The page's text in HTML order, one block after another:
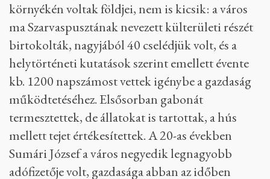
környékén voltak földjei, nem is kicsik: a város
ma Szarvaspusztának nevezett külterületi részét
birtokolták, nagyjából 40 cselédjük volt, és a
helytörténeti kutatások szerint emellett évente
kb. 1200 napszámost vettek igénybe a gazdaság
működtetéséhez. Elsősorban gabonát
termesztettek, de állatokat is tartottak, a hús
mellett tejet értékesítettek. A 20-as években
Sumári József a város negyedik legnagyobb
adófizetője volt, gazdasága abban az időben